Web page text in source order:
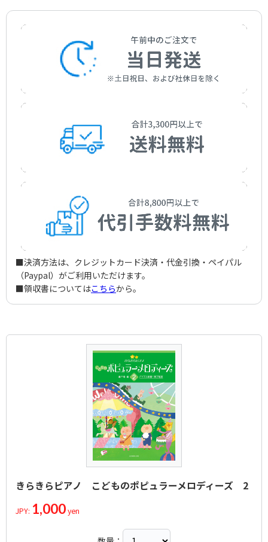
Traditional
春の小川
星に願いを（「ピノキオ」より）
ハーライン，リー
Harline，Leigh
作曲者：アンダーソン，ルロイ
Anderson，Leroy
■決済方法は、クレジットカード決済・代金引換・ペイパル
（Paypal）がご利用いただけます。
■領収書についてはこちらから。
きらきらピアノ こどものポピュラーメロディーズ 2
JPY: 1,000yen